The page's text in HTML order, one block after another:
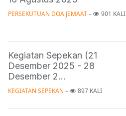
PERSEKUTUAN DOA JEMAAT – 901 KALI
Kegiatan Sepekan (21
Desember 2025 - 28
Desember 2...
KEGIATAN SEPEKAN – 897 KALI